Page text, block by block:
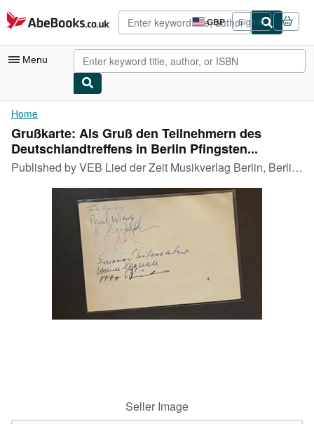
Skip to main content
AbeBooks.co.uk GBP
Site
shopping
preferences
Sign in
Menu
My Account
My Purchases
Advanced Search
Browse Collections
Art & Collectables
Home
Grußkarte: Als Gruß den Teilnehmern des
Deutschlandtreffens in Berlin Pfingsten...
Published byVEB Lied der Zeit Musikverlag Berlin, Berlin, 1964
Seller Image